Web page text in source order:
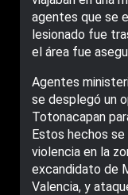
agentes que se
lesionado fue
el área fue
Agentes
se desplegó un
Totonacapan
Estos hechos
violencia en la
excandidato de
Valencia, y